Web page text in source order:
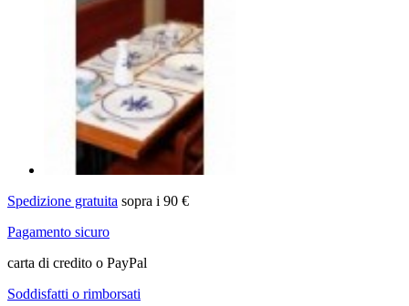
Spedizione gratuita sopra i 90 €
Pagamento sicuro
carta di credito o PayPal
Soddisfatti o rimborsati